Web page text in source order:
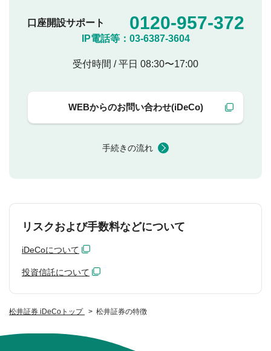
松井証券 iDeCoトップ 松井証券の特徴
口座開設サポート 0120-957-372
IP電話等： 03-6387-3604
受付時間 / 平日 08:30〜17:00
WEBからのお問い合わせ(iDeCo)
手続きの流れ
リスクおよび手数料などについて
iDeCoについて
投資信託について